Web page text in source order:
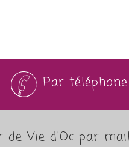
Par
Vie d'Oc par mail